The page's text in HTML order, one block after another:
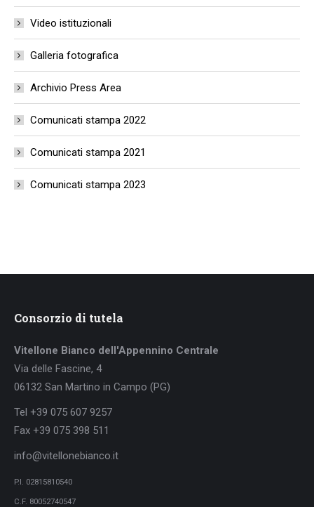
Video istituzionali
Galleria fotografica
Archivio Press Area
Comunicati stampa 2022
Comunicati stampa 2021
Comunicati stampa 2023
Consorzio di tutela
Vitellone Bianco dell'Appennino Centrale
Via delle Fascine, 4
06132 San Martino in Campo (PG)
Tel +39 075 607 9257
Fax +39 075 398 511
info@vitellonebianco.it
P.I. 02815810540
C.F. 80052740547